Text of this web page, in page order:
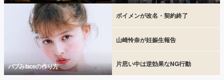
バブみfaceの作り方
ボイメンが改名・契約終了
山崎怜奈が妊娠生報告
片思い中は逆効果なNG行動